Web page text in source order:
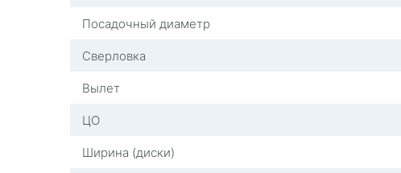
Посадочный диаметр
Сверловка
Вылет
ЦО
Ширина (диски)